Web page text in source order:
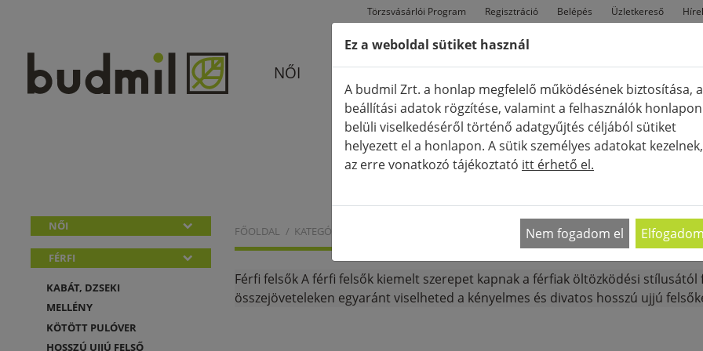
Törzsvásárlói Program Regisztráció Belépés Üzletkereső
NŐI FÉRFI TÁSKÁK CIPŐK
NŐI
FÉRFI
KABÁT, DZSEKI
MELLÉNY
KÖTÖTT PULÓVER
HOSSZÚ UJJÚ FELSŐ
FŐOLDAL KATEGÓRIÁK
Férfi felsők A férfi felsők kiemelt szerepet kapnak a férfiak öltözködési
összejöveteleken egyaránt viselheted a kényelmes és divatos hosszú ujjú
Ez a weboldal sütiket használ
A budmil Zrt. a honlap megfelelő működésének biztosítása, a
beállítási adatok rögzítése, valamint a felhasználók honlapon
belüli viselkedéséről történő adatgyűjtés céljából sütiket
helyezett el a honlapon. A sütik személyes adatokat kezelnek,
az erre vonatkozó tájékoztató itt érhető el.
Nem fogadom el Elfogadom